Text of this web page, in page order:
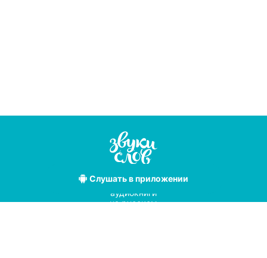
Слушатьв приложении
Лучшие
аудиокниги
на русском